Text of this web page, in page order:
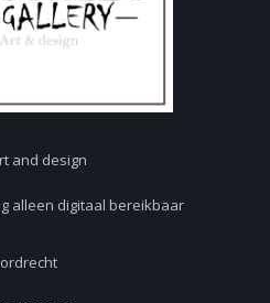
and design
alleen digitaal bereikbaar